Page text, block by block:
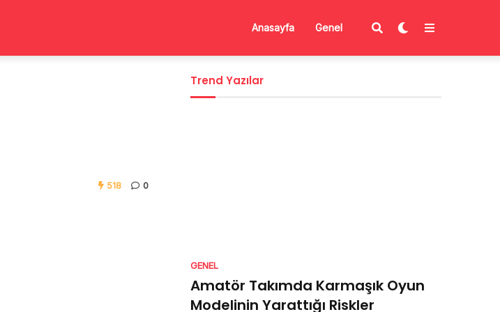
Anasayfa Genel
518 0
Trend Yazılar
GENEL
Amatör Takımda Karmaşık Oyun
Modelinin Yarattığı Riskler